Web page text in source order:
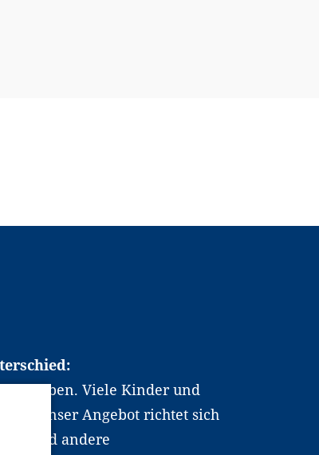
Viele Kinder und
Unser Angebot richtet sich
und andere